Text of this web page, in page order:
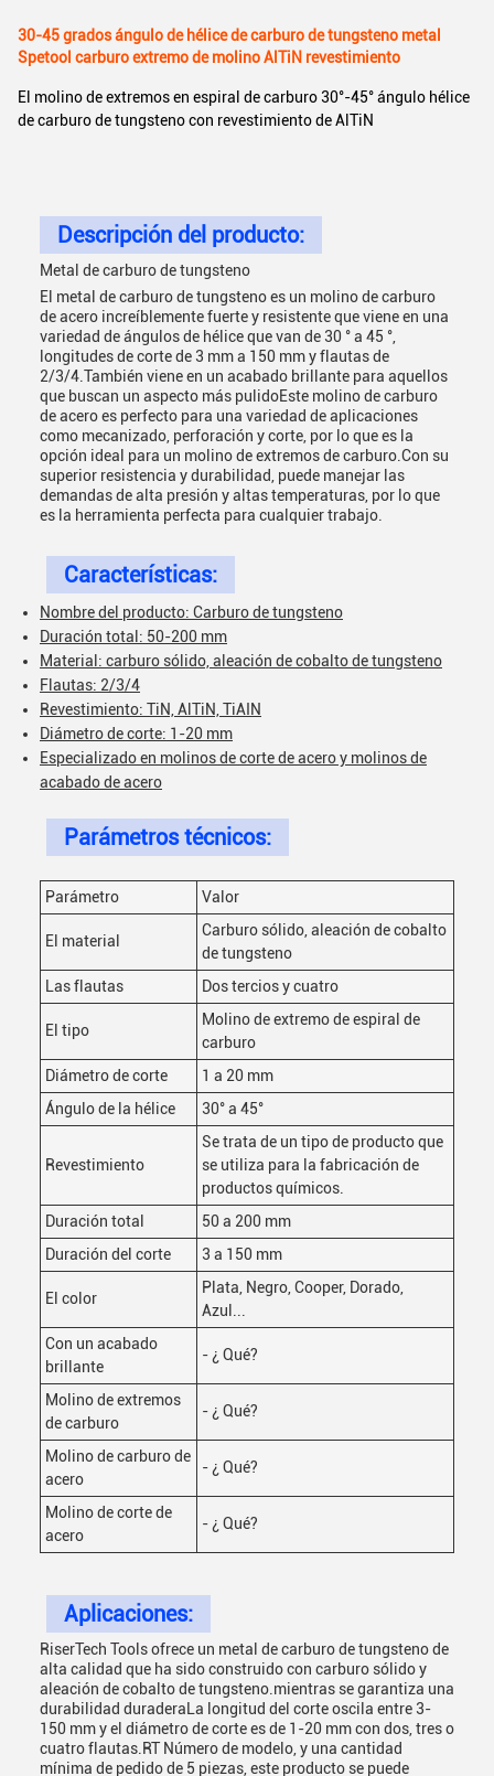
30-45 grados ángulo de hélice de carburo de tungsteno metal
Spetool carburo extremo de molino AlTiN revestimiento
El molino de extremos en espiral de carburo 30°-45° ángulo hélice
de carburo de tungsteno con revestimiento de AlTiN
Descripción del producto:
Metal de carburo de tungsteno
El metal de carburo de tungsteno es un molino de carburo
de acero increíblemente fuerte y resistente que viene en una
variedad de ángulos de hélice que van de 30 ° a 45 °,
longitudes de corte de 3 mm a 150 mm y flautas de
2/3/4.También viene en un acabado brillante para aquellos
que buscan un aspecto más pulidoEste molino de carburo
de acero es perfecto para una variedad de aplicaciones
como mecanizado, perforación y corte, por lo que es la
opción ideal para un molino de extremos de carburo.Con su
superior resistencia y durabilidad, puede manejar las
demandas de alta presión y altas temperaturas, por lo que
es la herramienta perfecta para cualquier trabajo.
Características:
Nombre del producto: Carburo de tungsteno
Duración total: 50-200 mm
Material: carburo sólido, aleación de cobalto de tungsteno
Flautas: 2/3/4
Revestimiento: TiN, AlTiN, TiAIN
Diámetro de corte: 1-20 mm
Especializado en molinos de corte de acero y molinos de
acabado de acero
Parámetros técnicos:
Parámetro Valor
El material
Carburo sólido, aleación de cobalto
de tungsteno
Las flautas
Dos tercios y cuatro
El tipo
Molino de extremo de espiral de
carburo
Diámetro de corte
1 a 20 mm
Ángulo de la hélice
30° a 45°
Revestimiento
Se trata de un tipo de producto que
se utiliza para la fabricación de
productos químicos.
Duración total
50 a 200 mm
Duración del corte
3 a 150 mm
El color
Plata, Negro, Cooper, Dorado,
Azul...
Con un acabado
brillante
- ¿ Qué?
Molino de extremos
de carburo
- ¿ Qué?
Molino de carburo de
acero
- ¿ Qué?
Molino de corte de
acero
- ¿ Qué?
Aplicaciones:
RiserTech Tools ofrece un metal de carburo de tungsteno de
alta calidad que ha sido construido con carburo sólido y
aleación de cobalto de tungsteno.mientras se garantiza una
durabilidad duraderaLa longitud del corte oscila entre 3-
150 mm y el diámetro de corte es de 1-20 mm con dos, tres o
cuatro flautas.RT Número de modelo, y una cantidad
mínima de pedido de 5 piezas, este producto se puede